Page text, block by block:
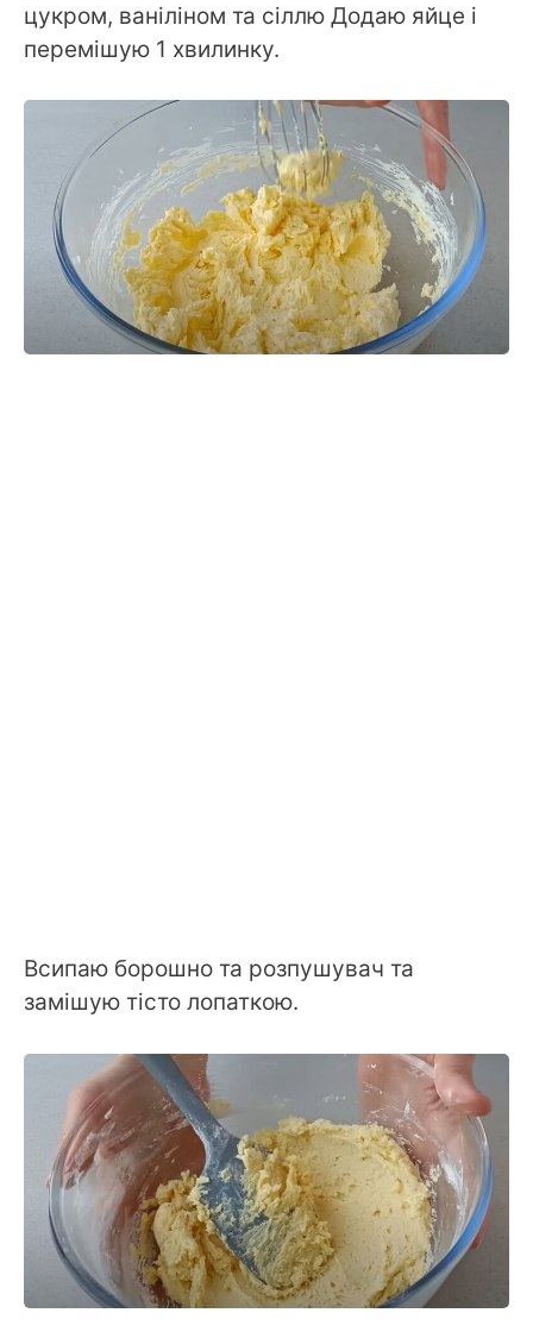
цукром, ваніліном та сіллю Додаю яйце і
перемішую 1 хвилинку.
Всипаю борошно та розпушувач та
замішую тісто лопаткою.